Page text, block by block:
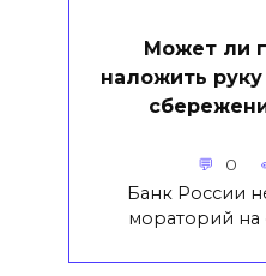
Может ли
наложить
0
Банк России
мораторий на